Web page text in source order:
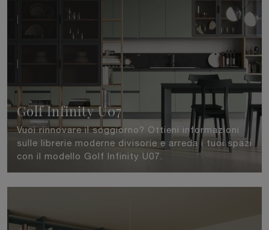
Golf Infinity U07
Vuoi rinnovare il soggiorno? Ottieni informazioni
sulle librerie moderne divisorie e arreda i tuoi spazi
con il modello Golf Infinity U07.